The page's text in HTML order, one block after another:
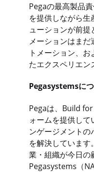
Pegaの最高製品
を提供しながら
ューションが前
メーションはま
トメーション、
たエクスペリエン
Pegasystemsに
Pegaは、Build
ォームを提供し
ンゲージメント
を解決していま
業・組織が今日の
Pegasystems（